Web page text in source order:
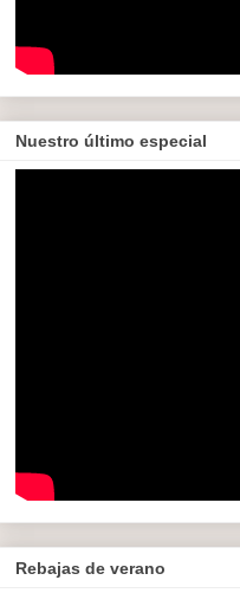
Nuestro último especial
Rebajas de verano